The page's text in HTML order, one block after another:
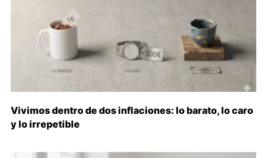
Vivimos dentro de dos inflaciones: lo barato, lo caro
y lo irrepetible